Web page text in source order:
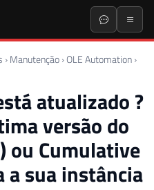
› Manutenção › OLE Automation ›
atualizado ?
versão do
ou Cumulative
a sua instância